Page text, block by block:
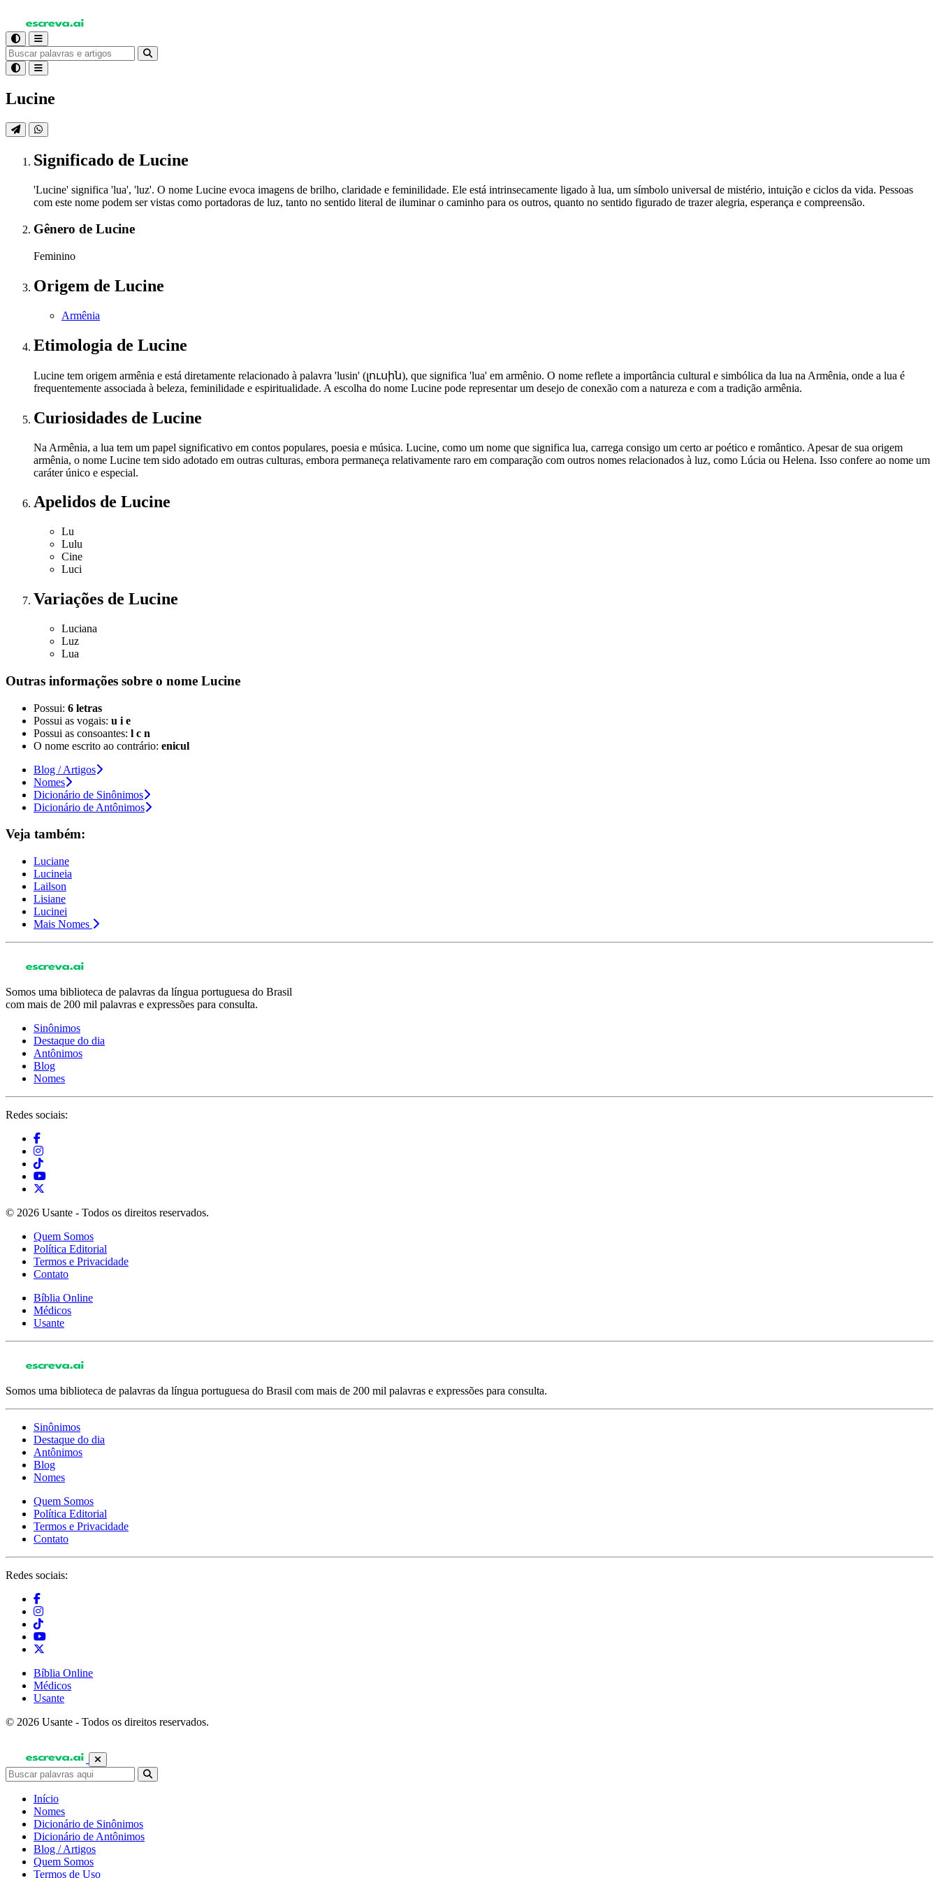
Lucine
Significado de Lucine
'Lucine' significa 'lua', 'luz'. O nome Lucine evoca imagens de brilho, claridade e feminilidade. Ele está intrinsecamente ligado à lua, um símbolo universal de mistério, intuição e ciclos da vida. Pessoas
com este nome podem ser vistas como portadoras de luz, tanto no sentido literal de iluminar o caminho para os outros, quanto no sentido figurado de trazer alegria, esperança e compreensão.
Gênero de Lucine
Feminino
Origem de Lucine
Armênia
Etimologia de Lucine
Lucine tem origem armênia e está diretamente relacionado à palavra 'lusin' (լուսին), que significa 'lua' em armênio. O nome reflete a importância cultural e simbólica da lua na Armênia, onde a lua é
frequentemente associada à beleza, feminilidade e espiritualidade. A escolha do nome Lucine pode representar um desejo de conexão com a natureza e com a tradição armênia.
Curiosidades de Lucine
Na Armênia, a lua tem um papel significativo em contos populares, poesia e música. Lucine, como um nome que significa lua, carrega consigo um certo ar poético e romântico. Apesar de sua origem
armênia, o nome Lucine tem sido adotado em outras culturas, embora permaneça relativamente raro em comparação com outros nomes relacionados à luz, como Lúcia ou Helena. Isso confere ao nome um
caráter único e especial.
Apelidos de Lucine
Lu
Lulu
Cine
Luci
Variações de Lucine
Luciana
Luz
Lua
Outras informações sobre o nome Lucine
Possui: 6 letras
Possui as vogais: u i e
Possui as consoantes: l c n
O nome escrito ao contrário: enicul
Blog / Artigos
Nomes
Dicionário de Sinônimos
Dicionário de Antônimos
Veja também:
Luciane
Lucineia
Lailson
Lisiane
Lucinei
Mais Nomes
Somos uma biblioteca de palavras da língua portuguesa do Brasil
com mais de 200 mil palavras e expressões para consulta.
Sinônimos
Destaque do dia
Antônimos
Blog
Nomes
Redes sociais:
© 2026 Usante - Todos os direitos reservados.
Quem Somos
Política Editorial
Termos e Privacidade
Contato
Bíblia Online
Médicos
Usante
Somos uma biblioteca de palavras da língua portuguesa do Brasil com mais de 200 mil palavras e expressões para consulta.
Sinônimos
Destaque do dia
Antônimos
Blog
Nomes
Quem Somos
Política Editorial
Termos e Privacidade
Contato
Redes sociais:
Bíblia Online
Médicos
Usante
© 2026 Usante - Todos os direitos reservados.
Início
Nomes
Dicionário de Sinônimos
Dicionário de Antônimos
Blog / Artigos
Quem Somos
Termos de Uso